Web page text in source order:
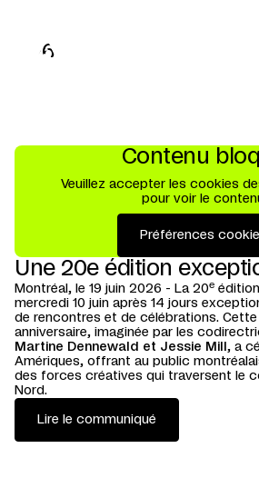
26 mai au 10 juin 2027
Une 20e édition
Montréal, le 19 juin 2026 - La 20e
mercredi 10 juin après 14 jours
de rencontres et de célébrations.
anniversaire, imaginée par les
Martine Dennewald et Jessie Mill , a
Amériques, offrant au public
des forces créatives qui traversent le
Nord.
Lire le communiqué
Contenu
Veuillez accepter les cookies
pour voir le
Préférences